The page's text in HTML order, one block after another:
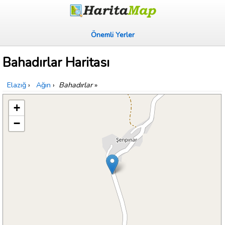
Önemli Yerler
Bahadırlar Haritası
Elazığ › Ağın › Bahadırlar»
+
−